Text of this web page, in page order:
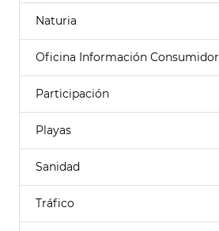
Naturia
Oficina Información Consumidor
Participación
Playas
Sanidad
Tráfico